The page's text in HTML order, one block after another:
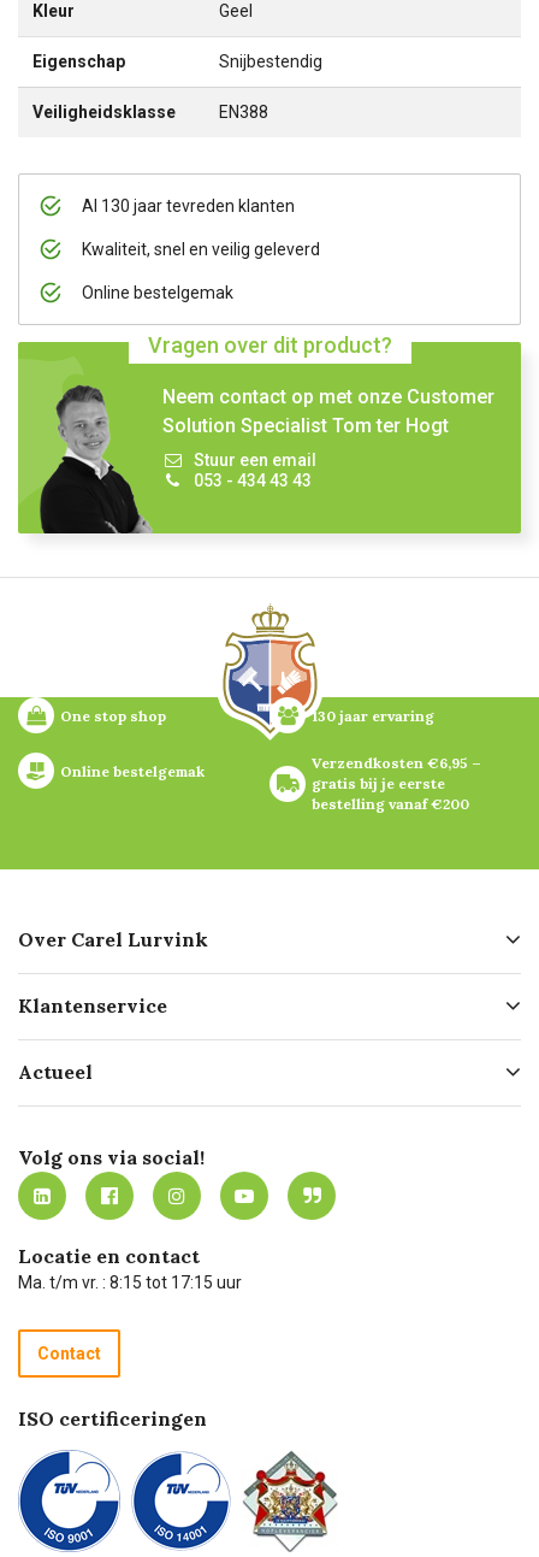
Al 130 jaar tevreden klanten
Kwaliteit, snel en veilig geleverd
Online bestelgemak
Vragen over dit product?
Neem contact op met onze Customer
Solution Specialist Tom ter Hogt
Stuur een email
053 - 434 43 43
Kleur Geel
Eigenschap Snijbestendig
Veiligheidsklasse EN388
One stop shop 130 jaar ervaring
Online bestelgemak
Verzendkosten €6,95 –
gratis bij je eerste
bestelling vanaf €200
Over Carel Lurvink
Geschiedenis
Missie
Werken bij Carel Lurvink
MVO
Klantenservice
Bezorgen
Mijn Carel Lurvink
Mijn Carel Lurvink instructievideo's
Carel Lurvink App
Hulp op afstand
Technische dienst
Recycle programma
Betalen
Actueel
Innovation LAB
Tevreden klanten
Carel Lurvink Blog
Carel de podcast
Volg ons via social!
Locatie en contact
Ma. t/m vr. : 8:15 tot 17:15 uur
Contact
ISO certificeringen